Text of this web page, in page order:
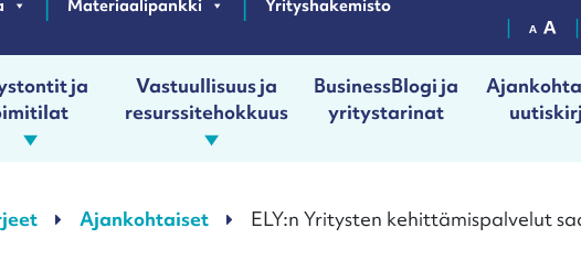
Materiaalipankki
Yrityshakemisto
ja
Vastuullisuus ja
resurssitehokkuus
BusinessBlogi ja
yritystarinat
Ajankohtaiset
ELY:n Yritysten kehittämispalvelut